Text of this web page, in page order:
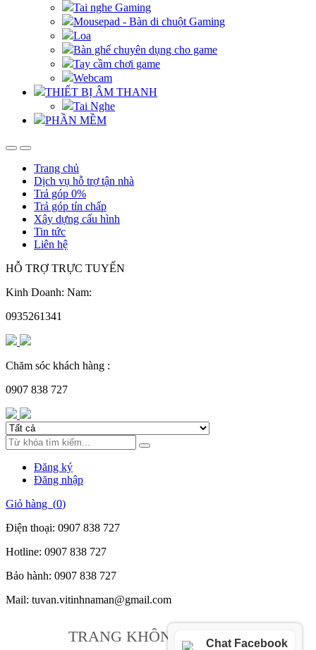
Tai nghe Gaming
Mousepad - Bàn di chuột Gaming
Loa
Bàn ghế chuyên dụng cho game
Tay cầm chơi game
Webcam
THIẾT BỊ ÂM THANH
Tai Nghe
PHẦN MỀM
Trang chủ
Dịch vụ hỗ trợ tận nhà
Trả góp 0%
Trả góp tín chấp
Xây dựng cấu hình
Tin tức
Liên hệ
HỖ TRỢ TRỰC TUYẾN
Kinh Doanh: Nam:
0935261341
Chăm sóc khách hàng :
0907 838 727
Đăng ký
Đăng nhập
Giỏ hàng (0)
Điện thoại: 0907 838 727
Hotline: 0907 838 727
Bảo hành: 0907 838 727
Mail: tuvan.vitinhnaman@gmail.com
TRANG KHÔNG TỒN TẠIChat Facebook